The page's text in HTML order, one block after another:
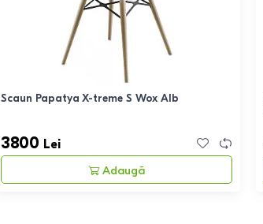
Scaun Papatya X-treme S Wox Alb
3800 Lei
Adaugă